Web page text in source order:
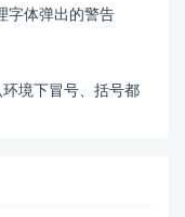
字体弹出的警告
境下冒号、括号都